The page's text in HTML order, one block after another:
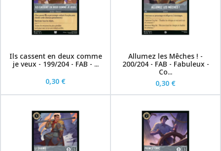
Ils cassent en deux comme
je veux - 199/204 - FAB - ...
0,30 €
Allumez les Mêches ! -
200/204 - FAB - Fabuleux -
Co...
0,30 €